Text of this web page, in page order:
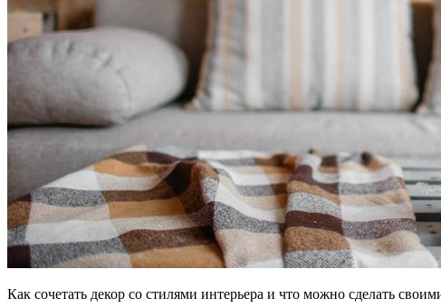
Как сочетать декор со стилями интерьера и что можно сделать